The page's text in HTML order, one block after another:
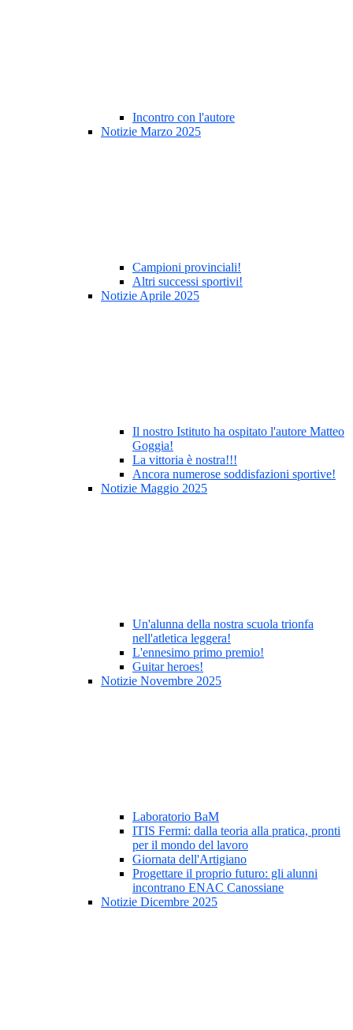
Incontro con l'autore
Notizie Marzo 2025
Campioni provinciali!
Altri successi sportivi!
Notizie Aprile 2025
Il nostro Istituto ha ospitato l'autore Matteo
Goggia!
La vittoria è nostra!!!
Ancora numerose soddisfazioni sportive!
Notizie Maggio 2025
Un'alunna della nostra scuola trionfa
nell'atletica leggera!
L'ennesimo primo premio!
Guitar heroes!
Notizie Novembre 2025
Laboratorio BaM
ITIS Fermi: dalla teoria alla pratica, pronti
per il mondo del lavoro
Giornata dell'Artigiano
Progettare il proprio futuro: gli alunni
incontrano ENAC Canossiane
Notizie Dicembre 2025